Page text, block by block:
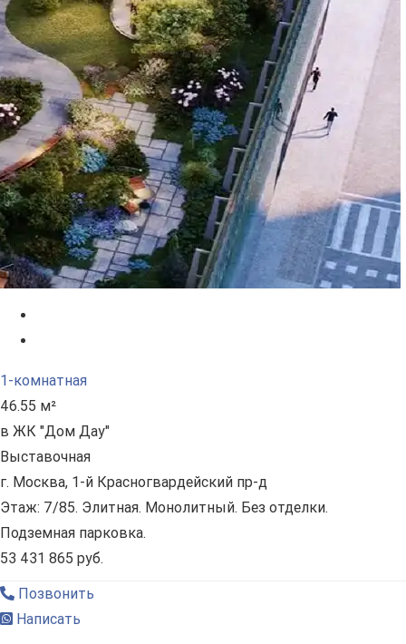
1-комнатная
46.55 м²
в ЖК "Дом Дау"
Выставочная
г. Москва, 1-й Красногвардейский пр-д
Этаж: 7/85. Элитная. Монолитный. Без отделки.
Подземная парковка.
53 431 865 руб.
Позвонить
Написать